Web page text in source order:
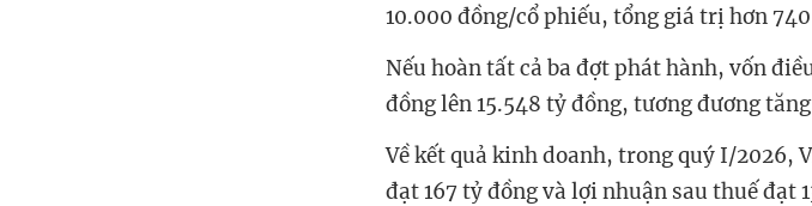
10.000 đồng/cổ phiếu, tổng giá trị hơn
Nếu hoàn tất cả ba đợt phát hành, vốn
đồng lên 15.548 tỷ đồng, tương đương
Về kết quả kinh doanh, trong quý I/2026,
đạt 167 tỷ đồng và lợi nhuận sau thuế đạt